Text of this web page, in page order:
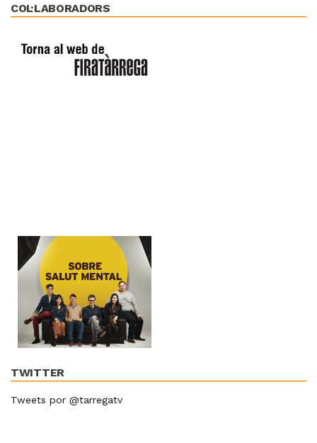
COL·LABORADORS
TWITTER
Tweets por @tarregatv